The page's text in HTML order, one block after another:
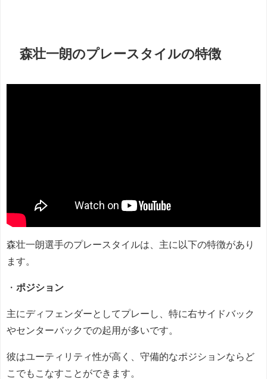
森壮一朗のプレースタイルの特徴
森壮一朗選手のプレースタイルは、主に以下の特徴があり
ます。
・ ポジション
主にディフェンダーとしてプレーし、特に右サイドバック
やセンターバックでの起用が多いです。
彼はユーティリティ性が高く、守備的なポジションならど
こでもこなすことができます。